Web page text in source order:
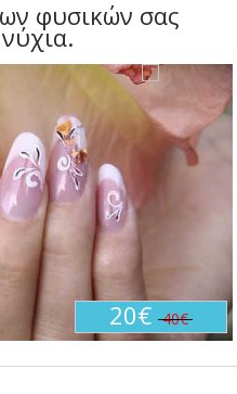
φυσικών σας
20€ 40€